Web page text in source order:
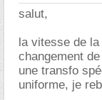
salut,
la vitesse de
changement
une transfo
uniforme, je